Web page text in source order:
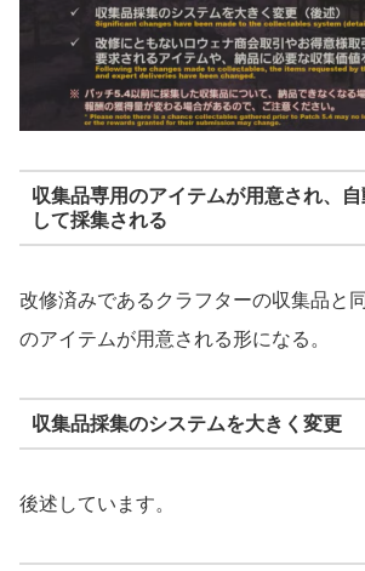
収集品専用のアイテムが用意され、
して採集される
改修済みであるクラフターの収集品と
のアイテムが用意される形になる。
収集品採集のシステムを大きく変更
後述しています。